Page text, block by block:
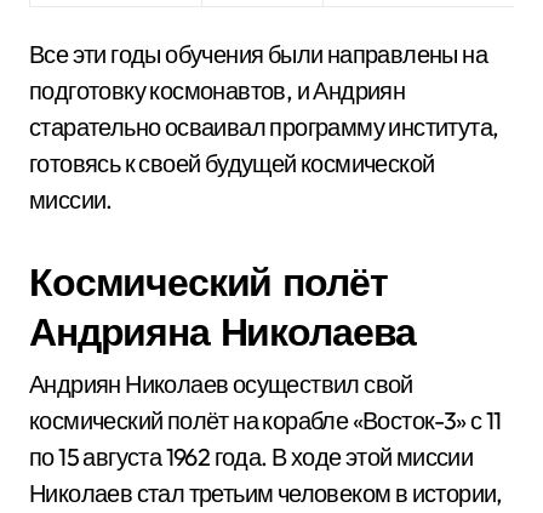
Все эти годы обучения были направлены на
подготовку космонавтов, и Андриян
старательно осваивал программу института,
готовясь к своей будущей космической
миссии.
Космический полёт
Андрияна Николаева
Андриян Николаев осуществил свой
космический полёт на корабле «Восток-3» с 11
по 15 августа 1962 года. В ходе этой миссии
Николаев стал третьим человеком в истории,